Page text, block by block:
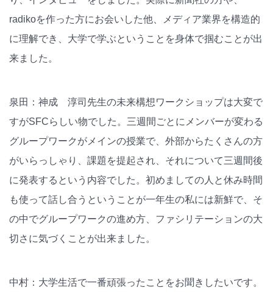
radikoを作った方にお会いした他、メディア業界を構造的
に理解でき、大学で学ぶということを身体で掴むことが出
来ました。
泉田：神成 淳司先生の未来構想ワークショップは大変で
すがSFCらしい物でした。三週間ごとにメンバーが変わる
グループワークがメインの授業で、外部からたくさんの方
がいらっしゃり、課題を提起され、それについて三週間後
に発表するという内容でした。初めましての人と休み時間
も使って話し合うということが一年生の私には新鮮で、そ
の中でグループワークの進め方、ファシリテーションの大
切さに気づくことが出来ました。
中村：大学生活で一番頑張ったことをお聞きしたいです。